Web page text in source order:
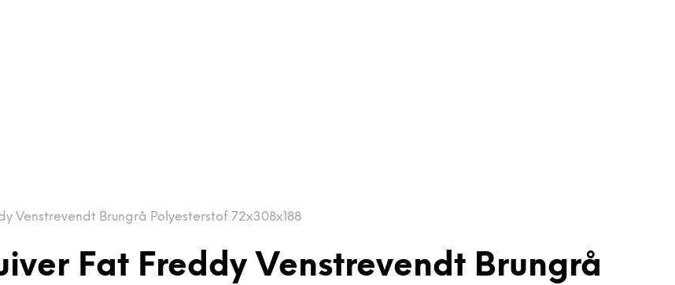
Venstrevendt Brungrå Polyesterstof 72x308x188
Fat Freddy Venstrevendt Brungrå